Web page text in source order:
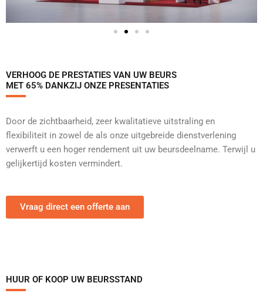
VERHOOG DE PRESTATIES VAN UW BEURS
MET 65% DANKZIJ ONZE PRESENTATIES
Door de zichtbaarheid, zeer kwalitatieve uitstraling en
flexibiliteit in zowel de als onze uitgebreide dienstverlening
verwerft u een hoger rendement uit uw beursdeelname. Terwijl u
gelijkertijd kosten vermindert.
Vraag direct een offerte aan
HUUR OF KOOP UW BEURSSTAND